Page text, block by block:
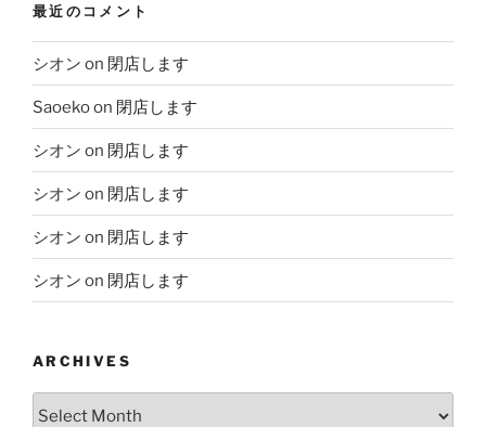
最近のコメント
シオン on 閉店します
Saoekoon 閉店します
シオン on 閉店します
シオン on 閉店します
シオン on 閉店します
シオン on 閉店します
ARCHIVES
Archives